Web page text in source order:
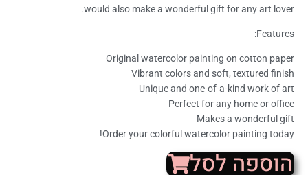
would also make a wonderful gift for any art lover.
Features:
Original watercolor painting on cotton paper
Vibrant colors and soft, textured finish
Unique and one-of-a-kind work of art
Perfect for any home or office
Makes a wonderful gift
Order your colorful watercolor painting today!
הוספה לסל